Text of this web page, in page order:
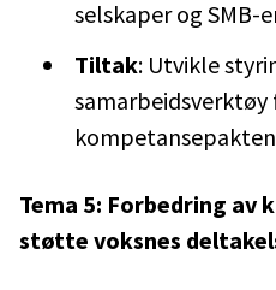
selskaper og
Tiltak: Utvikle
samarbeidsverktøy
Tema 5: Forbedring av
støtte voksnes